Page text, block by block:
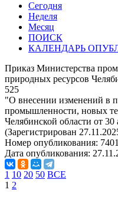
Сегодня
Неделя
Месяц
ПОИСК
КАЛЕНДАРЬ
Приказ Министерства
природных ресурсов
525
"О внесении изменений в
промышленности, новых
Челябинской области от
(Зарегистрирован
Номер опубликования:
Дата опубликования:
1 10 20 50 ВСЕ
1 2